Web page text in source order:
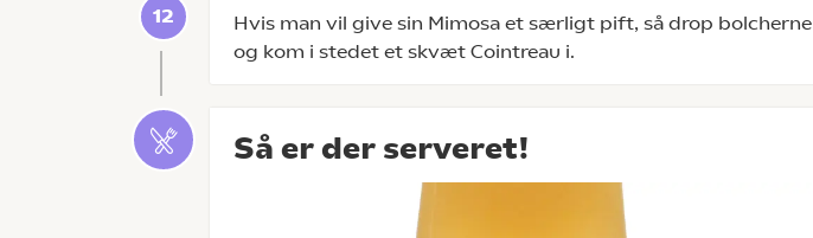
Hvis man vil give sin Mimosa et særligt pift, så drop bolcherne
og kom i stedet et skvæt Cointreau i.
Så er der serveret!